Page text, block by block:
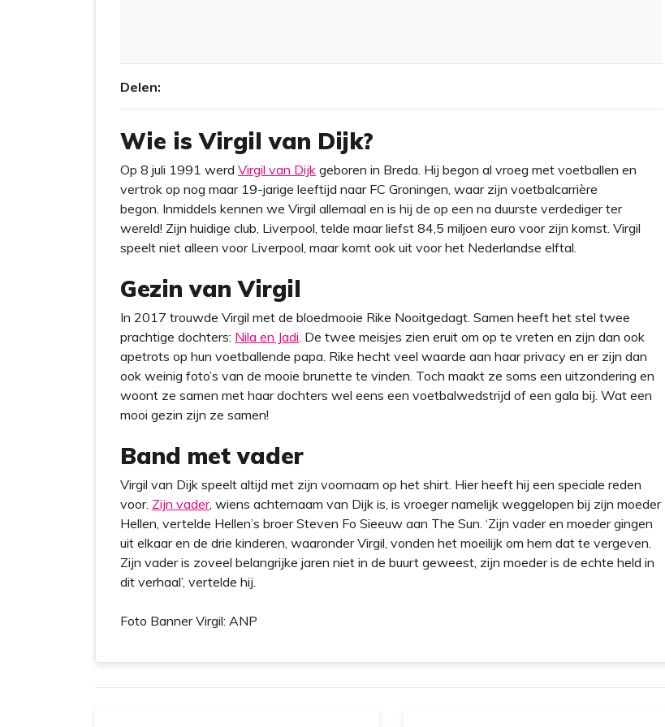
Delen:
Wie is Virgil van Dijk?
Op 8 juli 1991 werd Virgil van Dijk geboren in Breda. Hij begon al vroeg met voetballen en
vertrok op nog maar 19-jarige leeftijd naar FC Groningen, waar zijn voetbalcarrière
begon. Inmiddels kennen we Virgil allemaal en is hij de op een na duurste verdediger ter
wereld! Zijn huidige club, Liverpool, telde maar liefst 84,5 miljoen euro voor zijn komst. Virgil
speelt niet alleen voor Liverpool, maar komt ook uit voor het Nederlandse elftal.
Gezin van Virgil
In 2017 trouwde Virgil met de bloedmooie Rike Nooitgedagt. Samen heeft het stel twee
prachtige dochters: Nila en Jadi. De twee meisjes zien eruit om op te vreten en zijn dan ook
apetrots op hun voetballende papa. Rike hecht veel waarde aan haar privacy en er zijn dan
ook weinig foto’s van de mooie brunette te vinden. Toch maakt ze soms een uitzondering en
woont ze samen met haar dochters wel eens een voetbalwedstrijd of een gala bij. Wat een
mooi gezin zijn ze samen!
Band met vader
Virgil van Dijk speelt altijd met zijn voornaam op het shirt. Hier heeft hij een speciale reden
voor. Zijn vader, wiens achternaam van Dijk is, is vroeger namelijk weggelopen bij zijn moeder
Hellen, vertelde Hellen’s broer Steven Fo Sieeuw aan The Sun. ‘Zijn vader en moeder gingen
uit elkaar en de drie kinderen, waaronder Virgil, vonden het moeilijk om hem dat te vergeven.
Zijn vader is zoveel belangrijke jaren niet in de buurt geweest, zijn moeder is de echte held in
dit verhaal’, vertelde hij.
Foto Banner Virgil: ANP